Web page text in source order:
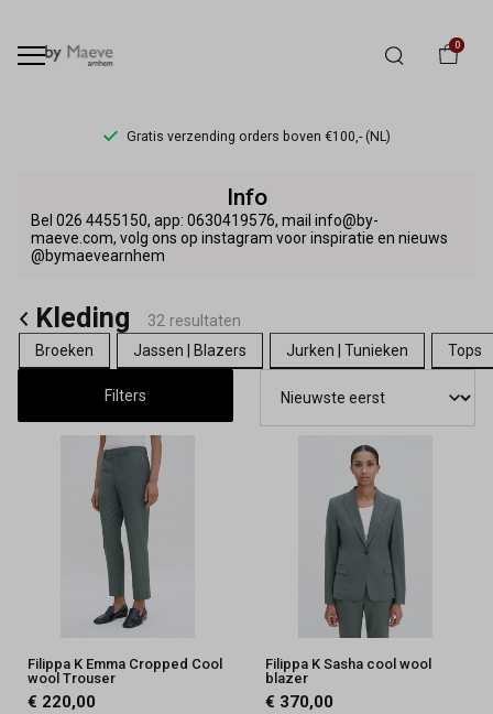
0
verzending orders boven €100,- (NL)
By
Maeve
Info
Bel 026 4455150, app: 0630419576, mail info@by-
maeve.com, volg ons op instagram voor inspiratie en nieuws
@bymaevearnhem
Kleding
32 resultaten
Broeken
Jassen | Blazers Jurken | Tunieken Tops
Filters
Filippa K Emma Cropped Cool
wool Trouser
€ 220,00
Filippa K Sasha cool wool
blazer
€ 370,00